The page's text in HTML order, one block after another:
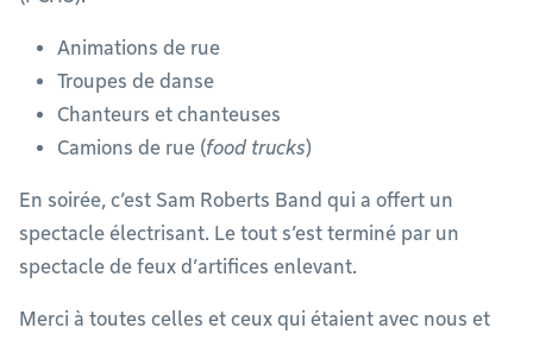
Animations de rue
Troupes de danse
Chanteurs et chanteuses
Camions de rue (food trucks)
En soirée, c’est Sam Roberts Band qui a offert un
spectacle électrisant. Le tout s’est terminé par un
spectacle de feux d’artifices enlevant.
Merci à toutes celles et ceux qui étaient avec nous et